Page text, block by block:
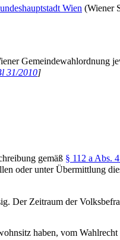
Wien (Wiener
Gemeindewahlordnung
31/2010]
gemäß § 112 a Abs.
oder unter Übermittlung
Der Zeitraum der
haben, vom